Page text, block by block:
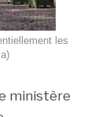
les
ministère